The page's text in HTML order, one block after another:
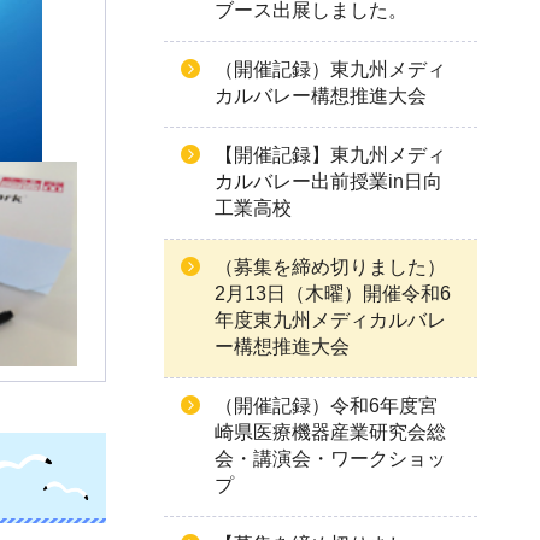
ブース出展しました。
（開催記録）東九州メディ
カルバレー構想推進大会
【開催記録】東九州メディ
カルバレー出前授業in日向
工業高校
（募集を締め切りました）
2月13日（木曜）開催令和6
年度東九州メディカルバレ
ー構想推進大会
（開催記録）令和6年度宮
崎県医療機器産業研究会総
会・講演会・ワークショッ
プ